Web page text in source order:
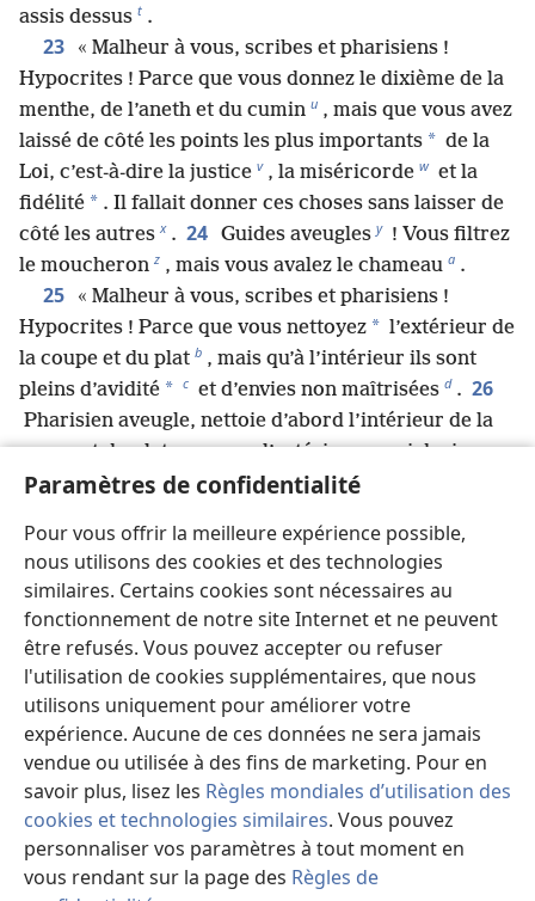
Paramètres de confidentialité
Pour vous offrir la meilleure expérience possible,
nous utilisons des cookies et des technologies
similaires. Certains cookies sont nécessaires au
fonctionnement de notre site Internet et ne peuvent
être refusés. Vous pouvez accepter ou refuser
l'utilisation de cookies supplémentaires, que nous
utilisons uniquement pour améliorer votre
expérience. Aucune de ces données ne sera jamais
vendue ou utilisée à des fins de marketing. Pour en
savoir plus, lisez les Règles mondiales d’utilisation des
cookies et technologies similaires. Vous pouvez
personnaliser vos paramètres à tout moment en
vous rendant sur la page des Règles de
assis dessus t .
23
« Malheur à vous, scribes et pharisiens !
Hypocrites ! Parce que vous donnez le dixième de la
menthe, de l’aneth et du cumin u , mais que vous avez
laissé de côté les points les plus importants * de la
Loi, c’est-à-dire la justice v , la miséricorde w et la
fidélité * . Il fallait donner ces choses sans laisser de
côté les autres x . 24 Guides aveugles y ! Vous filtrez
le moucheron z , mais vous avalez le chameau a .
25
« Malheur à vous, scribes et pharisiens !
Hypocrites ! Parce que vous nettoyez * l’extérieur de
la coupe et du plat b , mais qu’à l’intérieur ils sont
pleins d’avidité * c et d’envies non maîtrisées d . 26
Pharisien aveugle, nettoie d’abord l’intérieur de la
coupe et du plat pour que l’extérieur aussi devienne
propre *.
Hypocrites e ! Parce que vous ressemblez à des
tombes blanchies
, qui paraissent belles à
l’extérieur, mais qui à l’intérieur sont pleines
d’ossements et de toutes sortes d’impuretés.
même, extérieurement vous paraissez justes, mais
intérieurement vous êtes pleins d’hypocrisie et de
mépris pour la loi
.
29 « Malheur à vous, scribes et pharisiens !
Hypocrites h ! Parce que vous construisez les
tombes des prophètes et décorez les tombes des
justes i , 30 et vous dites : “Si nous avions vécu à
l’époque de nos ancêtres, nous ne nous serions pas